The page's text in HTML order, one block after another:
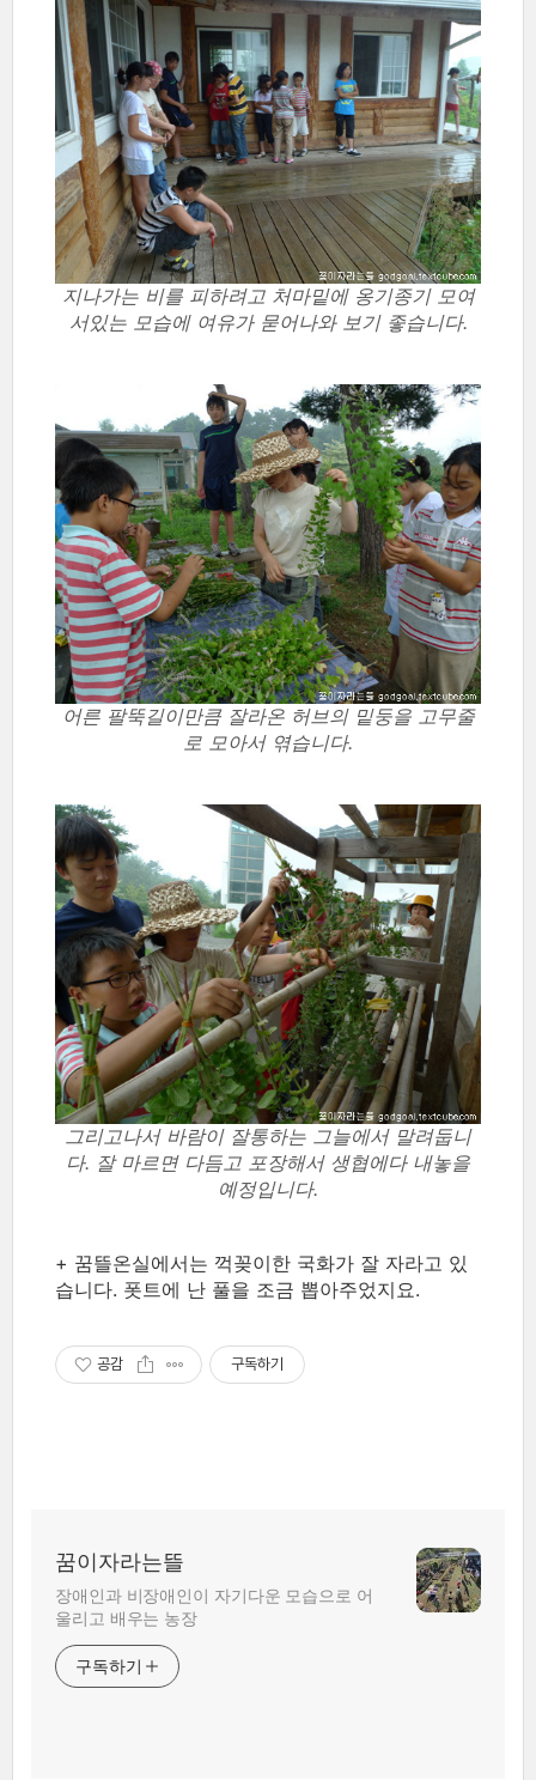
지나가는 비를 피하려고 처마밑에 옹기종기 모여
서있는 모습에 여유가 묻어나와 보기 좋습니다.
어른 팔뚝길이만큼 잘라온 허브의 밑둥을 고무줄
로 모아서 엮습니다.
그리고나서 바람이 잘통하는 그늘에서 말려둡니
다. 잘 마르면 다듬고 포장해서 생협에다 내놓을
예정입니다.
+ 꿈뜰온실에서는 꺽꽂이한 국화가 잘 자라고 있
습니다. 폿트에 난 풀을 조금 뽑아주었지요.
공감 구독하기
꿈이자라는뜰
장애인과 비장애인이 자기다운 모습으로 어
울리고 배우는 농장
구독하기